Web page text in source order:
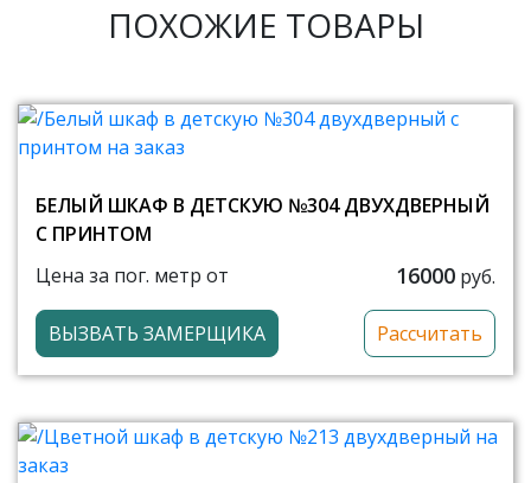
ПОХОЖИЕ ТОВАРЫ
БЕЛЫЙ ШКАФ В ДЕТСКУЮ №304 ДВУХДВЕРНЫЙ
С ПРИНТОМ
Цена за пог. метр от
16000 руб.
ВЫЗВАТЬ ЗАМЕРЩИКА Рассчитать